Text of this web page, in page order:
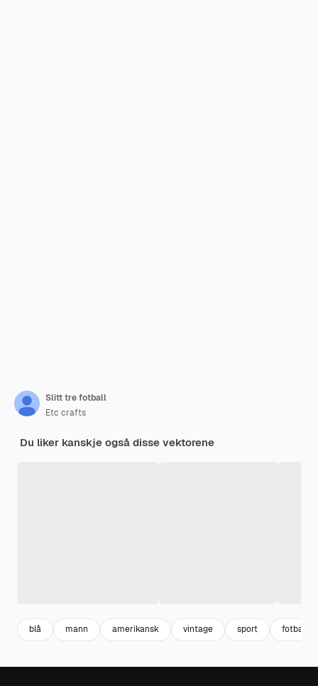
Slitt tre fotball
Etc crafts
Du liker kanskje også disse vektorene
blå mann amerikansk vintage sport fotball